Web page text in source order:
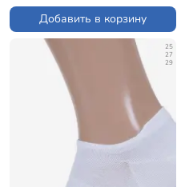
Добавить в корзину
25
27
29